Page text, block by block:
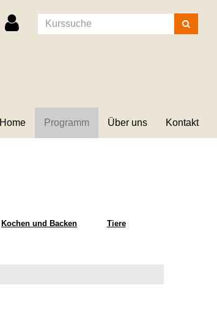
Kurse
suchen
Home Programm Über uns Kontakt
Kochen und Backen Tiere